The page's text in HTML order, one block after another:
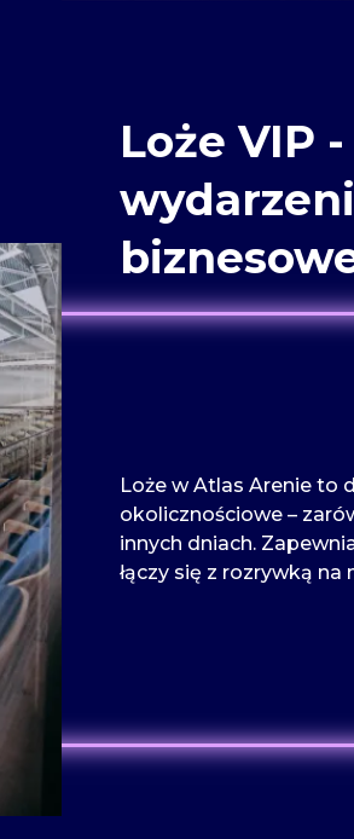
Loże VIP
Loże w Atlas Arenie to
okolicznościowe –
innych dniach.
łączy się z rozrywką